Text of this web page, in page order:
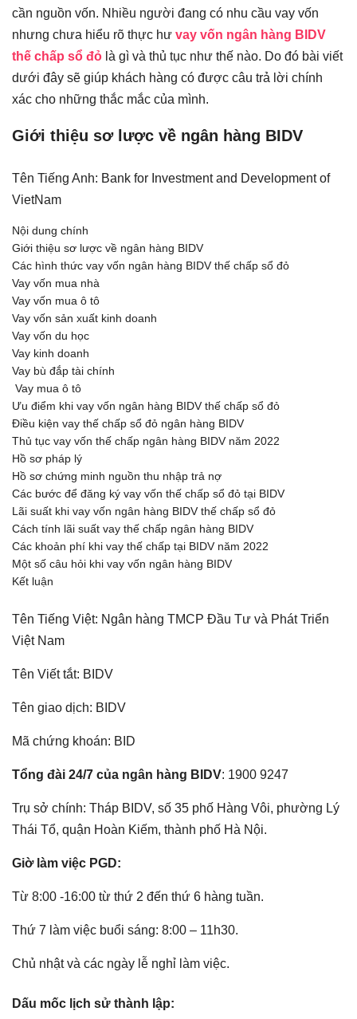
cần nguồn vốn. Nhiều người đang có nhu cầu vay vốn
nhưng chưa hiểu rõ thực hư vay vốn ngân hàng BIDV
thế chấp sổ đỏ là gì và thủ tục như thế nào. Do đó bài viết
dưới đây sẽ giúp khách hàng có được câu trả lời chính
xác cho những thắc mắc của mình.
Giới thiệu sơ lược về ngân hàng BIDV
Tên Tiếng Anh: Bank for Investment and Development of
VietNam
Nội dung chính
Giới thiệu sơ lược về ngân hàng BIDV
Các hình thức vay vốn ngân hàng BIDV thế chấp sổ đỏ
Vay vốn mua nhà
Vay vốn mua ô tô
Vay vốn sản xuất kinh doanh
Vay vốn du học
Vay kinh doanh
Vay bù đắp tài chính
Vay mua ô tô
Ưu điểm khi vay vốn ngân hàng BIDV thế chấp sổ đỏ
Điều kiện vay thế chấp sổ đỏ ngân hàng BIDV
Thủ tục vay vốn thế chấp ngân hàng BIDV năm 2022
Hồ sơ pháp lý
Hồ sơ chứng minh nguồn thu nhập trả nợ
Các bước để đăng ký vay vốn thế chấp sổ đỏ tại BIDV
Lãi suất khi vay vốn ngân hàng BIDV thế chấp sổ đỏ
Cách tính lãi suất vay thế chấp ngân hàng BIDV
Các khoản phí khi vay thế chấp tại BIDV năm 2022
Một số câu hỏi khi vay vốn ngân hàng BIDV
Kết luận
Tên Tiếng Việt: Ngân hàng TMCP Đầu Tư và Phát Triển
Việt Nam
Tên Viết tắt: BIDV
Tên giao dịch: BIDV
Mã chứng khoán: BID
Tổng đài 24/7 của ngân hàng BIDV: 1900 9247
Trụ sở chính: Tháp BIDV, số 35 phố Hàng Vôi, phường Lý
Thái Tổ, quận Hoàn Kiếm, thành phố Hà Nội.
Giờ làm việc PGD:
Từ 8:00 -16:00 từ thứ 2 đến thứ 6 hàng tuần.
Thứ 7 làm việc buổi sáng: 8:00 – 11h30.
Chủ nhật và các ngày lễ nghỉ làm việc.
Dấu mốc lịch sử thành lập: